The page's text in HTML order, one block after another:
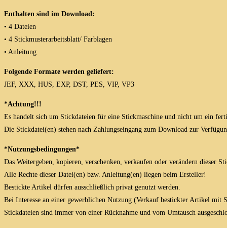
Enthalten sind im Download:
• 4 Dateien
• 4 Stickmusterarbeitsblatt/ Farblagen
• Anleitung
Folgende Formate werden geliefert:
JEF, XXX, HUS, EXP, DST, PES, VIP, VP3
*Achtung!!!
Es handelt sich um Stickdateien für eine Stickmaschine und nicht um ein
Die Stickdatei(en) stehen nach Zahlungseingang zum Download zur
*Nutzungsbedingungen*
Das Weitergeben, kopieren, verschenken, verkaufen oder verändern dieser
Alle Rechte dieser Datei(en) bzw. Anleitung(en) liegen beim Ersteller!
Bestickte Artikel dürfen ausschließlich privat genutzt werden.
Bei Interesse an einer gewerblichen Nutzung (Verkauf bestickter Artikel
Stickdateien sind immer von einer Rücknahme und vom Umtausch